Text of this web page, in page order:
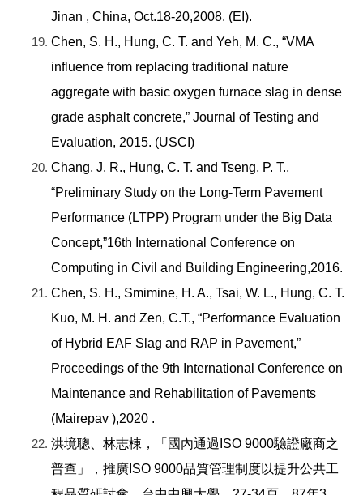
Jinan , China, Oct.18-20,2008. (EI).
Chen, S. H., Hung, C. T. and Yeh, M. C., “VMA
influence from replacing traditional nature
aggregate with basic oxygen furnace slag in dense
grade asphalt concrete,” Journal of Testing and
Evaluation, 2015. (USCI)
Chang, J. R., Hung, C. T. and Tseng, P. T.,
“Preliminary Study on the Long-Term Pavement
Performance (LTPP) Program under the Big Data
Concept,”16th International Conference on
Computing in Civil and Building Engineering,2016.
Chen, S. H., Smimine, H. A., Tsai, W. L., Hung, C. T.
Kuo, M. H. and Zen, C.T., “Performance Evaluation
of Hybrid EAF Slag and RAP in Pavement,”
Proceedings of the 9th International Conference on
Maintenance and Rehabilitation of Pavements
(Mairepav ),2020 .
洪境聰、林志棟，「國內通過ISO 9000驗證廠商之
普查」，推廣ISO 9000品質管理制度以提升公共工